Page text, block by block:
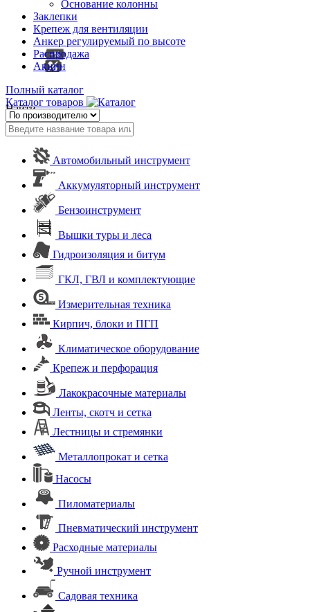
Основание колонны
Заклепки
Крепеж для вентиляции
Анкер регулируемый по высоте
Распродажа
Акции
Полный каталог
Каталог товаров
Найти
Автомобильный инструмент
Аккумуляторный инструмент
Бензоинструмент
Вышки туры и леса
Гидроизоляция и битум
ГКЛ, ГВЛ и комплектующие
Измерительная техника
Кирпич, блоки и ПГП
Климатическое оборудование
Крепеж и перфорация
Лакокрасочные материалы
Ленты, скотч и сетка
Лестницы и стремянки
Металлопрокат и сетка
Насосы
Пиломатериалы
Пневматический инструмент
Расходные материалы
Ручной инструмент
Садовая техника